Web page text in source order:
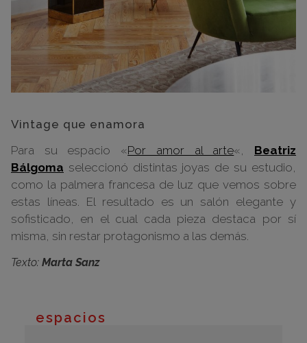
Vintage que enamora
Para su espacio «Por amor al arte«, Beatriz
Bálgoma seleccionó distintas joyas de su estudio,
como la palmera francesa de luz que vemos sobre
estas líneas. El resultado es un salón elegante y
sofisticado, en el cual cada pieza destaca por sí
misma, sin restar protagonismo a las demás.
Texto: Marta Sanz
espacios